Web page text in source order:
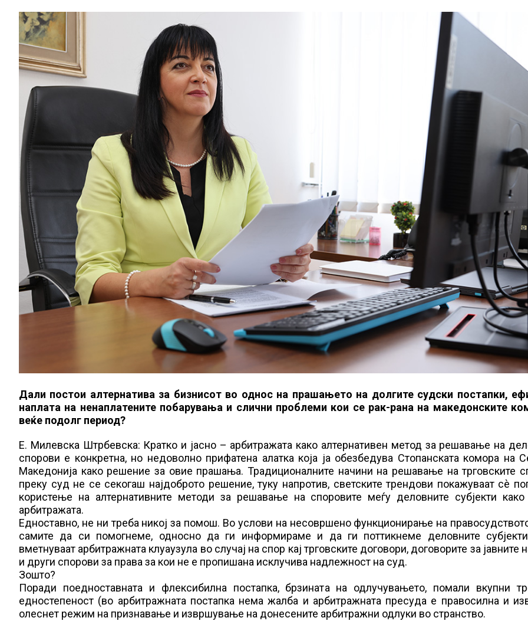
Дали постои алтернатива за бизнисот во однос на прашањето на долгите судски постапки,
наплата на ненаплатените побарувања и слични проблеми кои се рак-рана на македонските
веќе подолг период?
Е. Милевска Штрбевска: Кратко и јасно – арбитражата како алтернативен метод за решавање на
спорови е конкретна, но недоволно прифатена алатка која ја обезбедува Стопанската комора на
Македонија како решение за овие прашања. Традиционалните начини на решавање на трговските
преку суд не се секогаш најдоброто решение, туку напротив, светските трендови покажуваат сè
користење на алтернативните методи за решавање на споровите меѓу деловните субјекти
арбитражата.
Едноставно, не ни треба никој за помош. Во услови на несовршено функционирање на
самите да си помогнеме, односно да ги информираме и да ги поттикнеме деловните
вметнуваат арбитражната клуаузула во случај на спор кај трговските договори, договорите за јавните
и други спорови за права за кои не е пропишана исклучива надлежност на суд.
Зошто?
Поради поедноставната и флексибилна постапка, брзината на одлучувањето, помали вкупни
едностепеност (во арбитражната постапка нема жалба и арбитражната пресуда е правосилна и
олеснет режим на признавање и извршување на донесените арбитражни одлуки во странство.